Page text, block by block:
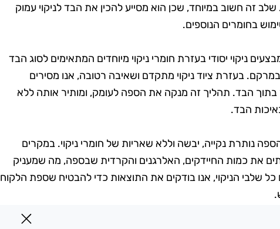
זה חשוב במיוחד, שכן הוא מסייע להכין את הבד לניקוי עמוק
בחומרים הנוספים.
ניקוי יסודי בעזרת חומרי ניקוי מיוחדים המתאימים לסוג הבד
בעזרת ציוד ניקוי מתקדם ושאיבה רטובה, אנו מסירים
הבד. תהליך זה מנקה את הספה לעומק, ומותיר אותה ללא
הבד.
נותרת נקייה, יבשה וללא שאריות של חומרי ניקוי. במקרים
את כמות החיידקים, האלרגנים והקרדית שבספה, מה שמעניק
כל שלבי הניקוי, אנו בודקים את התוצאות כדי להבטיח שספת הלקוח
ביאליק